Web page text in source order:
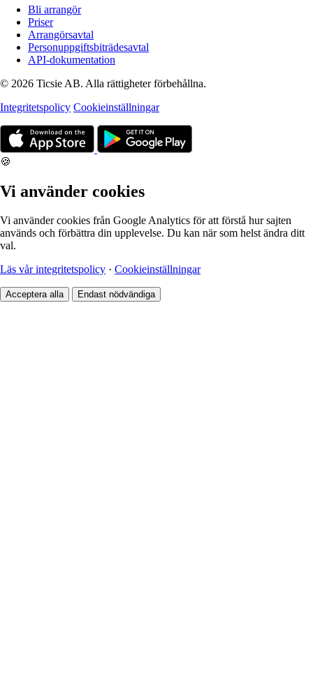
Bli arrangör
Priser
Arrangörsavtal
Personuppgiftsbiträdesavtal
API-dokumentation
© 2026 Ticsie AB. Alla rättigheter förbehållna.
Integritetspolicy Cookieinställningar
🍪
Vi använder cookies
Vi använder cookies från Google Analytics för att förstå hur sajten
används och förbättra din upplevelse. Du kan när som helst ändra ditt
val.
Läs vår integritetspolicy · Cookieinställningar
Acceptera alla Endast nödvändiga